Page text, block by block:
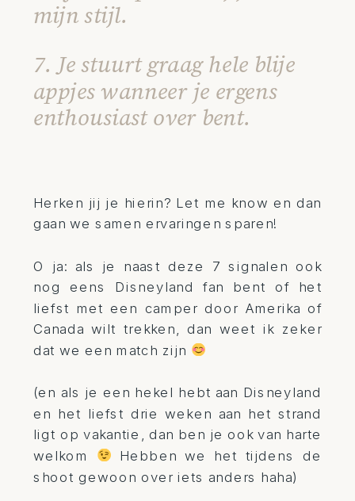
mijn stijl.
7. Je stuurt graag hele blije
appjes wanneer je ergens
enthousiast over bent.
Herken jij je hierin? Let me know en dan
gaan we samen ervaringen sparen!
O ja: als je naast deze 7 signalen ook
nog eens Disneyland fan bent of het
liefst met een camper door Amerika of
Canada wilt trekken, dan weet ik zeker
dat we een match zijn
(en als je een hekel hebt aan Disneyland
en het liefst drie weken aan het strand
ligt op vakantie, dan ben je ook van harte
welkom
Hebben we het tijdens de
shoot gewoon over iets anders haha)